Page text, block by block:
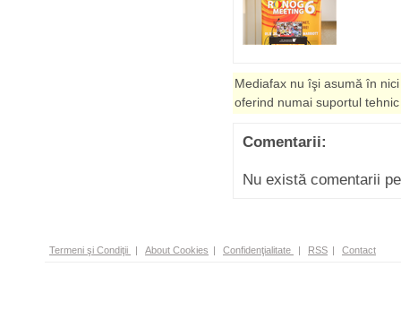
Mediafax nu îşi asumă în
oferind numai suportul
Comentarii:
Nu există comentarii
Termeni şi Condiţii | About Cookies | Confidenţialitate | RSS | Contact